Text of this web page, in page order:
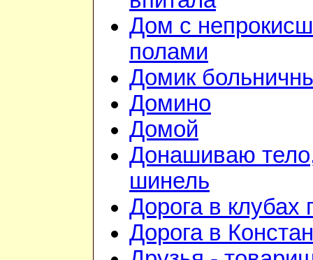
Дом с
полами
Домик
Домино
Домой
Донашиваю
шинель
Дорога в клубах
Дорога в